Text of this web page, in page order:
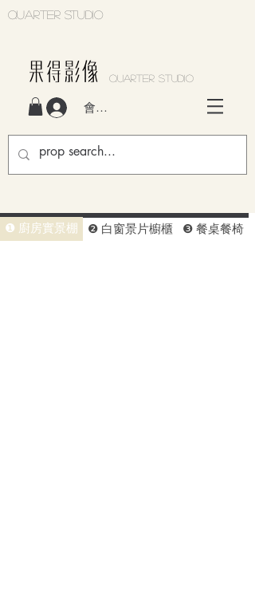
Quarter studio
會員登入
QUARTER STUDIO
❶ 廚房實景棚 ❷ 白窗景片櫥櫃 ❸ 餐桌餐椅